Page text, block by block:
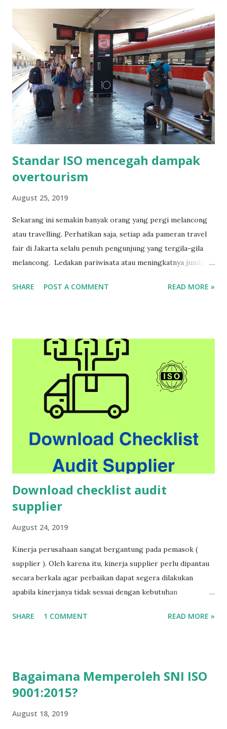
contoh SOP. Dalam SOP, misalnya, di dalamnya terdapat
"Tujuan", "Ruang Lingkup" dan "Referensi" Tujuan
mengindikasikan hal yang ingin dicapai prosedur, Ruang
lingkup menerangkan cakupan prosedur dan referensi
menhelaskan acuan prosedur. Semua istilah itu biasanya
terdapat dalam suatu SOP. Akan tetapi, penulisan istilah-
istilah itu tidaklah baku menurut ISO 9000. Bentuk baku
dari suatu SOP ditentukan oleh manajemen perusahaan
masing-masing Selain itu hal yang biasanya dibuat ...
Standar ISO mencegah dampak
overtourism
August 25, 2019
Sekarang ini semakin banyak orang yang pergi melancong
atau travelling. Perhatikan saja, setiap ada pameran travel
fair di Jakarta selalu penuh pengunjung yang tergila-gila
melancong. Ledakan pariwisata atau meningkatnya jumlah
Ledakan jumlah pelancong dari tahun ke tahun berdampak
volume turis yang membeludak, tetapi pariwisata yang
menggerus daya dukung lingkungan, ekologi, sosial, dan
budaya. Organisasi Pariwisata Dunia PBB (UNWTO)
menyebutkan, ledakan pariwisata global memecahkan
rekornya tahun 2017 lalu, peningkatan paling tajam sejak
2010. Tercatat pada 2017 itu terjadi 1,3 miliar kedatangan
turis internasional. Tahun 2018, angkanya tercatat 1,4 miliar
kedatangan. Bandingkan saja, di tahun 1995, kedatangan
turis internasional masih tercat...
SHARE POST A COMMENT READ MORE »
Download checklist audit
supplier
August 24, 2019
Kinerja perusahaan sangat bergantung pada pemasok (
supplier ). Oleh karena itu, kinerja supplier perlu dipantau
secara berkala agar perbaikan dapat segera dilakukan
apabila kinerjanya tidak sesuai dengan kebutuhan
supplier adalah dengan melakukan audit supplier.
daftar pertanyaan dan penilaian audit, termasuk formulir
tindakan perbaikan yang harus dilakukan oleh supplier.
sini: Checklist Audit Supplier (xls) . Baca juga: ISO
SHARE 1 COMMENT READ MORE »
Bagaimana Memperoleh SNI ISO
9001:2015?
August 18, 2019